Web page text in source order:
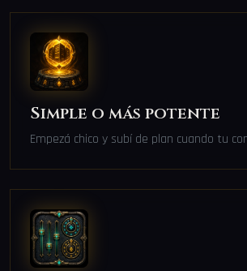
Simple o más potente
Empezá chico y subí de plan cuando tu